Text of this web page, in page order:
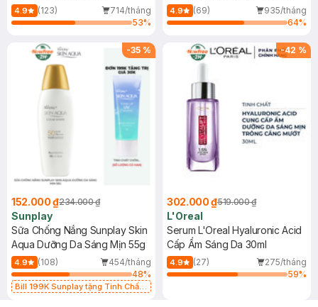
4.9 (123)
714/tháng
53%
(Mới)
4.9 (69)
935/tháng
64%
-35 %
152.000 ₫234.000 ₫
Sunplay
Sữa Chống Nắng Sunplay Skin
Aqua Dưỡng Da Sáng Mịn 55g
4.9 (108)
454/tháng
48%
Bill 199K Sunplay tặng Tinh Chất
-42 %
302.000 ₫519.000 ₫
L'Oreal
Serum L'Oreal Hyaluronic Acid
Cấp Ẩm Sáng Da 30ml
4.9 (27)
275/tháng
59%